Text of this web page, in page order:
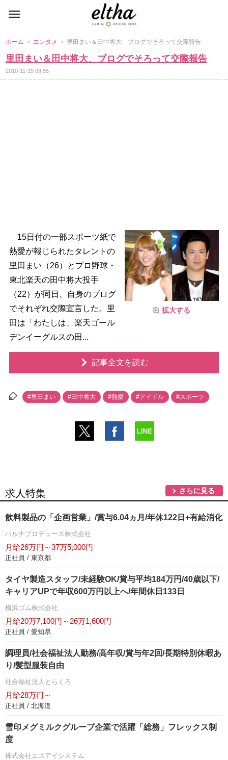
ホーム ＞ エンタメ ＞ 里田まい＆田中将大、ブログでそろって交際報告
里田まい＆田中将大、ブログでそろって交際報告
2010-11-15 09:55
拡大する
15日付の一部スポーツ紙で
熱愛が報じられたタレントの
里田まい（26）とプロ野球・
東北楽天の田中将大投手
（22）が同日、自身のブログ
でそれぞれ交際宣言した。里
田は「わたしは、楽天ゴール
デンイーグルスの田...
記事全文を読む
#里田まい #田中将大 #熱愛 #アイドル #スポーツ
求人特集 さらに見る
飲料製品の「企画営業」/賞与6.04ヵ月/年休122日+有給消化
ハルナプロデュース株式会社
月給26万円～37万5,000円
正社員 / 東京都
タイヤ製造スタッフ/未経験OK/賞与平均184万円/40歳以下/
キャリアUPで年収600万円以上へ/年間休日133日
横浜ゴム株式会社
月給20万7,100円～26万1,600円
正社員 / 愛知県
調理員/社会福祉法人勤務/高年収/賞与年2回/長期特別休暇あ
り/髪型服装自由
社会福祉法人とらくろ
月給28万円～
正社員 / 北海道
雪印メグミルクグループ企業で活躍「総務」フレックス制
度
株式会社エスアイシステム